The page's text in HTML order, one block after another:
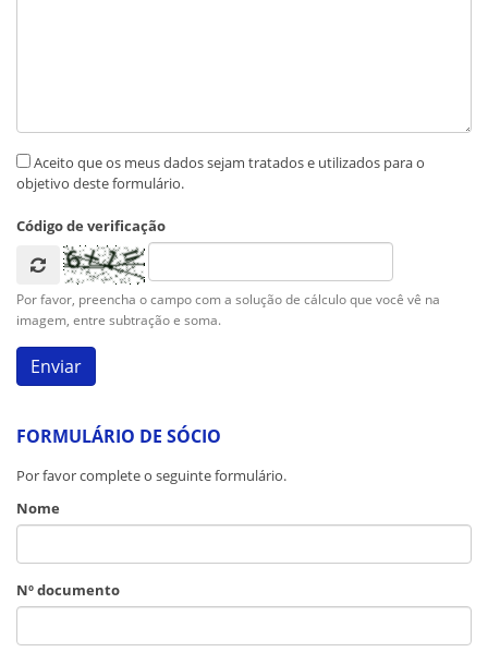
Aceito que os meus dados sejam tratados e utilizados para o
objetivo deste formulário.
Código de verificação
Por favor, preencha o campo com a solução de cálculo que você vê na
imagem, entre subtração e soma.
FORMULÁRIO DE SÓCIO
Por favor complete o seguinte formulário.
Nome
Nº documento